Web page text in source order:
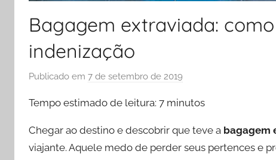
Bagagem extraviada:
indenização
Publicado em 7 de setembro de 2019
r
i
Tempo estimado de leitura: 7 minutos
Chegar ao destino e descobrir que teve a bagagem
viajante. Aquele medo de perder seus pertences e